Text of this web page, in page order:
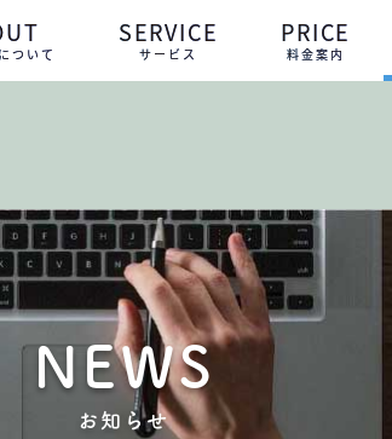
ついて
SERVICE
サービス
PRICE
料金案内
NEWS
お知らせ